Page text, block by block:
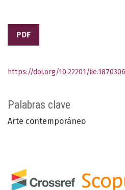
PDF
Palabras clave
Arte contemporáneo
https://doi.org/10.22201/